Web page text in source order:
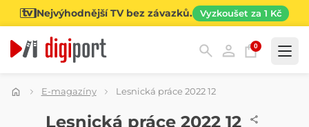
Nejvýhodnější TV bez závazků. Vyzkoušet za 1 Kč
0
Kategorie
E-magazíny Lesnická práce 2022 12
ČASOPISLesnická práce 2022 12